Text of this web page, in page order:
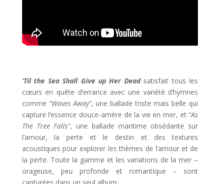
‘Til the Sea Shall Give up Her Deadsatisfait tous les
cœurs en quête d’errance avec une variété d’hymnes
comme “Waves Away”, une ballade triste mais belle qui
capture l’essence douce-amère de la vie en mer, et “As
The Tree Falls”, une ballade maritime obsédante sur
l’amour, la perte et le destin et des textures
acoustiques pour explorer les thèmes de l’amour et de
la perte. Toute la gamme et les variations de la mer –
orageuse, peu profonde et romantique – sont